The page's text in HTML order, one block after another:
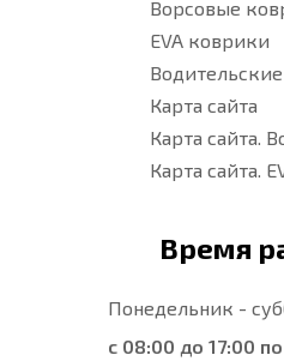
Ворсовые
EVA коврики
Карта сайта
Карта сайта.
Карта сайта.
Время
Понедельник -
с 08:00 до 17:00